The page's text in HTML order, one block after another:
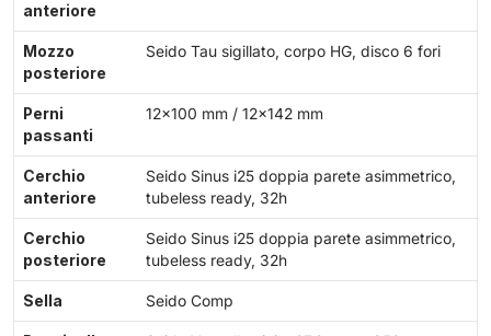
anteriore
Mozzo
posteriore
Seido Tau sigillato, corpo HG, disco 6 fori
Perni
passanti
12×100 mm / 12×142 mm
Cerchio
anteriore
Seido Sinus i25 doppia parete asimmetrico,
tubeless ready, 32h
Cerchio
posteriore
Seido Sinus i25 doppia parete asimmetrico,
tubeless ready, 32h
Sella Seido Comp